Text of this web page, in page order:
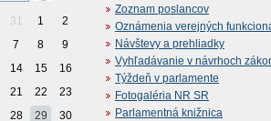
31 1
2
7 8
9
14 15
16
21 22
23
28 29
30
Zoznam poslancov
Oznámenia verejných
Návštevy a prehliadky
Vyhľadávanie v návrhoch
Týždeň v parlamente
Fotogaléria NR SR
Parlamentná knižnica